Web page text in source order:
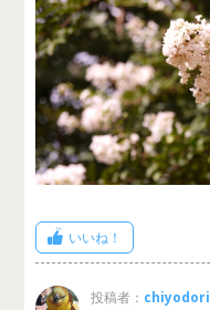
いいね！
投稿者： chiyodori